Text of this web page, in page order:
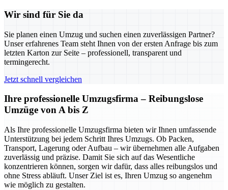
Wir sind für Sie da
Sie planen einen Umzug und suchen einen zuverlässigen Partner?
Unser erfahrenes Team steht Ihnen von der ersten Anfrage bis zum
letzten Karton zur Seite – professionell, transparent und
termingerecht.
Jetzt schnell vergleichen
Ihre professionelle Umzugsfirma – Reibungslose
Umzüge von A bis Z
Als Ihre professionelle Umzugsfirma bieten wir Ihnen umfassende
Unterstützung bei jedem Schritt Ihres Umzugs. Ob Packen,
Transport, Lagerung oder Aufbau – wir übernehmen alle Aufgaben
zuverlässig und präzise. Damit Sie sich auf das Wesentliche
konzentrieren können, sorgen wir dafür, dass alles reibungslos und
ohne Stress abläuft. Unser Ziel ist es, Ihren Umzug so angenehm
wie möglich zu gestalten.